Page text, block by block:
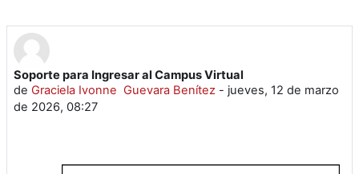
Soporte para Ingresar al Campus Virtual
de Graciela Ivonne Guevara Benítez - jueves, 12 de marzo
de 2026, 08:27